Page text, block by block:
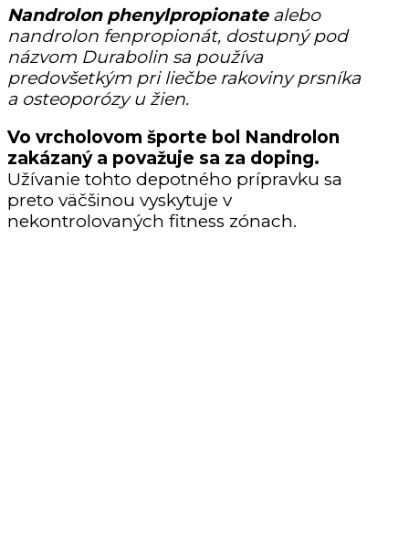
Nandrolon phenylpropionatealebo
nandrolon fenpropionát, dostupný pod
názvom Durabolin sa používa
predovšetkým pri liečbe rakoviny prsníka
a osteoporózy u žien.
Vo vrcholovom športe bol Nandrolon
zakázaný a považuje sa za doping.
Užívanie tohto depotného prípravku sa
preto väčšinou vyskytuje v
nekontrolovaných fitness zónach.